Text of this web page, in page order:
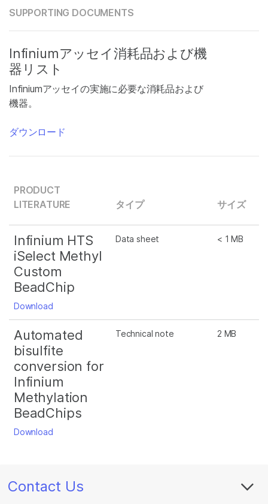
SUPPORTING DOCUMENTS
Infiniumアッセイ消耗品および機
器リスト
Infiniumアッセイの実施に必要な消耗品および
機器。
ダウンロード
PRODUCT
LITERATURE
タイプ サイズ
Infinium HTS
iSelect Methyl
Custom
BeadChip
Download
Data sheet < 1 MB
Automated
bisulfite
conversion for
Infinium
Methylation
BeadChips
Download
Technical note 2 MB
Contact Us